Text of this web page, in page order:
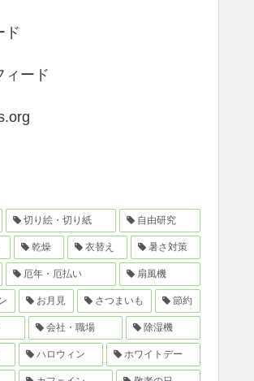
ド
ィード
切り絵・切り紙 自由研究
乾燥 衣替え 暑さ対策
厄年・厄払い 扇風機
お月見 さつまいも 節約
会社・職場 除湿機
ハロウィン ホワイトデー